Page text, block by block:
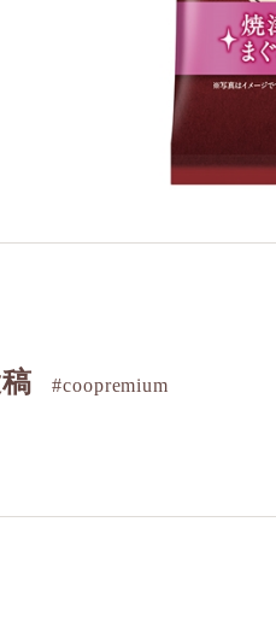
#coopremium